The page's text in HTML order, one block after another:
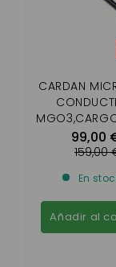
CARDAN
AND 670
99,00
159,00
En
Añadir al